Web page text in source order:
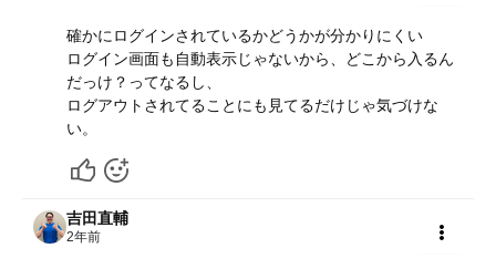
共有
確かにログインされているかどうかが分かりにくい
ログイン画面も自動表示じゃないから、どこから入るん
だっけ？ってなるし、
ログアウトされてることにも見てるだけじゃ気づけな
い。
吉田直輔
2年前